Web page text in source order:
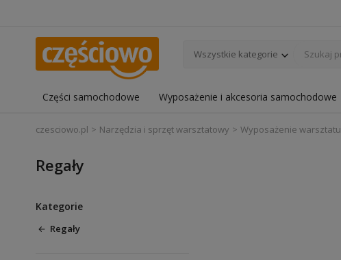
Wszystkie kategorie
Części samochodowe Wyposażenie i akcesoria samochodowe
czesciowo.pl Narzędzia i sprzęt warsztatowy Wyposażenie warsztatu
Regały
Kategorie
Regały